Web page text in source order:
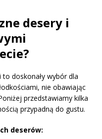
desery i
doskonały wybór dla
nie obawiając
przedstawiamy kilka
przypadną do gustu.
deserów: